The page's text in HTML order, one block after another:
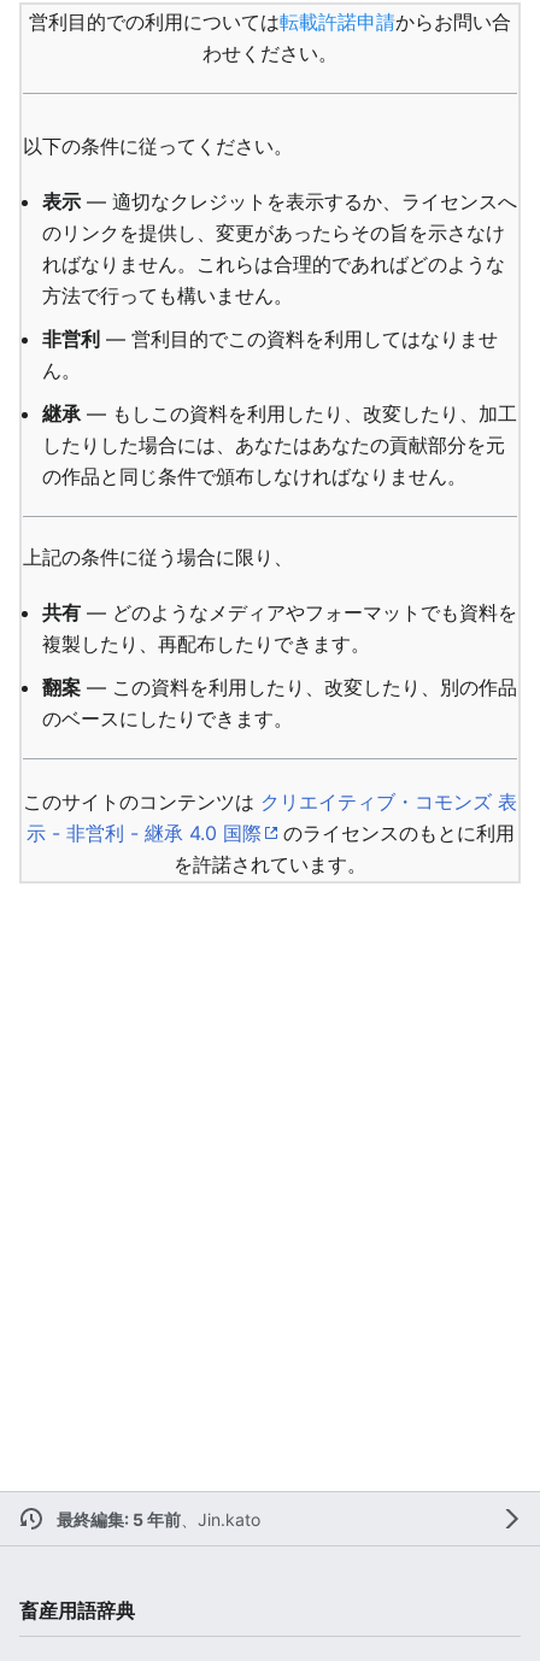
営利目的での利用については転載許諾申請からお問い合
わせください。
以下の条件に従ってください。
表示 — 適切なクレジットを表示するか、ライセンスへ
のリンクを提供し、変更があったらその旨を示さなけ
ればなりません。これらは合理的であればどのような
方法で行っても構いません。
非営利 — 営利目的でこの資料を利用してはなりませ
ん。
継承— もしこの資料を利用したり、改変したり、加工
したりした場合には、あなたはあなたの貢献部分を元
の作品と同じ条件で頒布しなければなりません。
上記の条件に従う場合に限り、
共有 — どのようなメディアやフォーマットでも資料を
複製したり、再配布したりできます。
翻案 — この資料を利用したり、改変したり、別の作品
のベースにしたりできます。
このサイトのコンテンツは クリエイティブ・コモンズ 表
示 - 非営利 - 継承 4.0 国際
のライセンスのもとに利用
を許諾されています。
最終編集: 5 年前、 Jin.kato
畜産用語辞典